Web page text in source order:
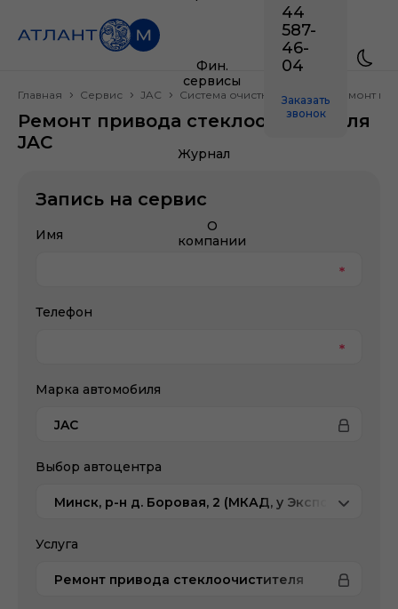
Фин.
сервисы
Журнал
О
компании
44
587-
46-
04
Заказать
звонок
Главная Сервис JAC Система очистки стекол Ремонт
Ремонт привода стеклоочистителя
JAC
Запись на сервис
Имя
Телефон
Марка автомобиля
JAC
Выбор автоцентра
Минск, р-н д. Боровая, 2 (МКАД, у Экспобела),
Услуга
Ремонт привода стеклоочистителя